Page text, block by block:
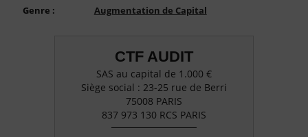
Genre :
Augmentation de Capital
CTF AUDIT
SAS au capital de 1.000 €
Siège social : 23-25 rue de Berri
75008 PARIS
837 973 130 RCS PARIS